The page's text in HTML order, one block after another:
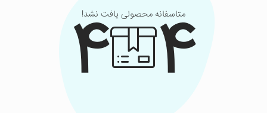
متاسفانه محصولی یافت نشد!
4 4